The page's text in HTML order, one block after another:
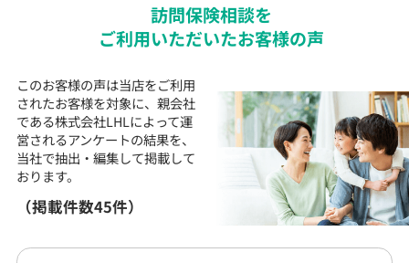
訪問保険相談を
ご利用いただいたお客様の声
このお客様の声は当店をご利用
されたお客様を対象に、 親会社
である株式会社LHLによって運
営されるアンケートの結果を、
当社で抽出・編集して掲載して
おります。
（掲載件数45件）